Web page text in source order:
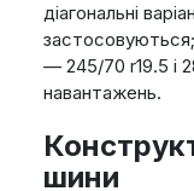
діагональні
застосовуються;
— 245/70 r19.5 і
навантажень.
шини